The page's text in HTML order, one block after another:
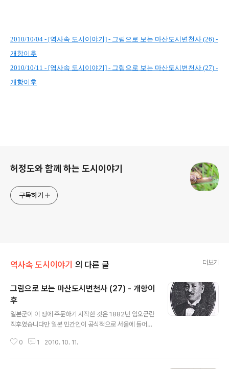
2010/10/04 - [역사속 도시이야기] - 그림으로 보는 마산도시변천사 (26) -
개항이후
2010/10/11 - [역사속 도시이야기] - 그림으로 보는 마산도시변천사 (27) -
개항이후
허정도와 함께 하는 도시이야기
구독하기
역사속 도시이야기 의 다른 글 더보기
그림으로 보는 마산도시변천사 (27) - 개항이
후
일본군이 이 땅에 주둔하기 시작한 것은 1882년 임오군란
직후였습니다만 일본 민간인이 공식적으로 서울에 들어온
들어 온 직공(職工) 70여명이 최초입니다. 그 전에는 비공
0 1 2010. 10. 11.